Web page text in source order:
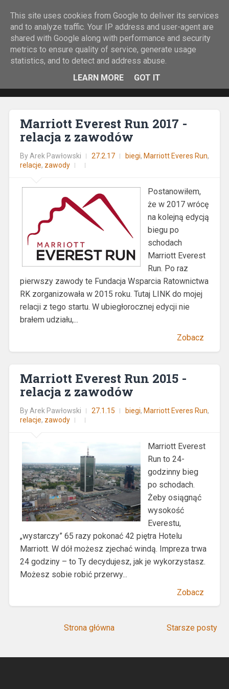
Rock&Run
O bieganiu z górskiej perspektywy.
Marriott Everest Run 2017 -
relacja z zawodów
ByArek Pawłowski 27.2.17 biegi, Marriott Everes Run,
relacje, zawody
Postanowiłem,
że w 2017 wrócę
na kolejną edycją
biegu po
schodach
Marriott Everest
Run. Po raz
pierwszy zawody te Fundacja Wsparcia Ratownictwa
RK zorganizowała w 2015 roku. Tutaj LINK do mojej
relacji z tego startu. W ubiegłorocznej edycji nie
brałem udziału,...
Zobacz
Marriott Everest Run 2015 -
relacja z zawodów
By Arek Pawłowski 27.1.15 biegi, Marriott Everes Run,
relacje, zawody
Marriott Everest
Run to 24-
godzinny bieg
po schodach.
Żeby osiągnąć
wysokość
Everestu,
„wystarczy” 65 razy pokonać 42 piętra Hotelu
Marriott. W dół możesz zjechać windą. Impreza trwa
24 godziny – to Ty decydujesz, jak je wykorzystasz.
Możesz sobie robić przerwy...
Zobacz
Starsze posty
Strona główna
This site uses cookies from Google to deliver its services
and to analyze traffic. Your IP address and user-agent are
shared with Google along with performance and security
metrics to ensure quality of service, generate usage
statistics, and to detect and address abuse.
LEARN MORE
GOT IT